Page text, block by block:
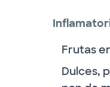
Frutas
Dulces,